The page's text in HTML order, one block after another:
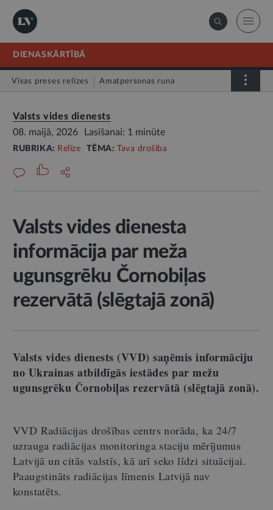
DIENASKĀRTĪBĀ
Visas preses relīzes Amatpersonas runa
Valsts vides dienests
08. maijā, 2026
Lasīšanai: 1 minūte
RUBRIKA: Relīze TĒMA: Tava drošība
Valsts vides dienesta
informācija par meža
ugunsgrēku Čornobiļas
rezervātā (slēgtajā zonā)
Valsts vides dienests (VVD) saņēmis informāciju
no Ukrainas atbildīgās iestādes par mežu
ugunsgrēku Čornobiļas rezervātā (slēgtajā zonā).
VVD Radiācijas drošības centrs norāda, ka 24/7
uzrauga radiācijas monitoringa staciju mērījumus
Latvijā un citās valstīs, kā arī seko līdzi situācijai.
Paaugstināts radiācijas līmenis Latvijā nav
konstatēts.